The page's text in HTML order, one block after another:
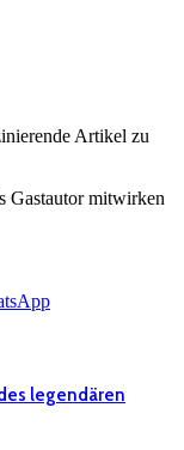
Artikel zu
Gastautor mitwirken
legendären